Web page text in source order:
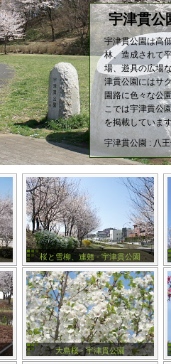
宇津貫公
宇津貫公園は高
林、造成されて
場、遊具の広場
津貫公園にはサ
園路に色々な公
こでは宇津貫公
を掲載していま
宇津貫公園 : 八
桜と雪柳、連翹 - 宇津貫公園
大島桜 - 宇津貫公園